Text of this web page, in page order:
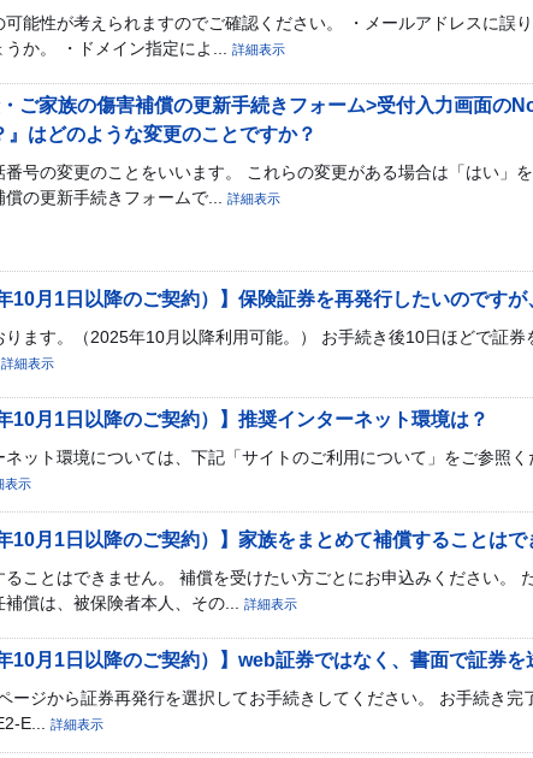
能性が考えられますのでご確認ください。 ・メールアドレスに誤
か。 ・ドメイン指定によ...
詳細表示
ご家族の傷害補償の更新手続きフォーム>受付入力画面の
はどのような変更のことですか？
号の変更のことをいいます。 これらの変更がある場合は「はい」
の更新手続きフォームで...
詳細表示
10月1日以降のご契約）】保険証券を再発行したいのです
ます。（2025年10月以降利用可能。） お手続き後10日ほどで証
詳細表示
10月1日以降のご契約）】推奨インターネット環境は？
ット環境については、下記「サイトのご利用について」をご参照
表示
10月1日以降のご契約）】家族をまとめて補償することはで
ことはできません。 補償を受けたい方ごとにお申込みください。
償は、被保険者本人、その...
詳細表示
10月1日以降のご契約）】web証券ではなく、書面で証券を
ージから証券再発行を選択してお手続きしてください。 お手続き完
E...
詳細表示